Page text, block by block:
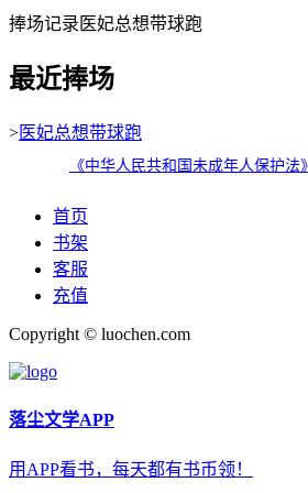
捧场记录医妃总想带球跑
最近捧场
>医妃总想带球跑
《中华人民共和国未成年人保护法
首页
书架
客服
充值
Copyright © luochen.com
落尘文学APP
用APP看书，每天都有书币领！